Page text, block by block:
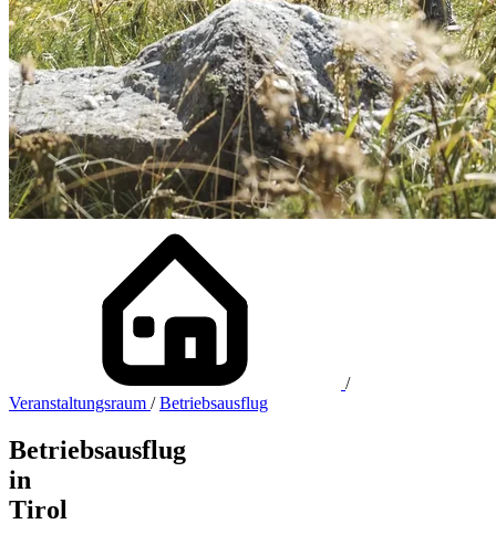
/
Veranstaltungsraum / Betriebsausflug
Betriebs­ausflug
in
Tirol